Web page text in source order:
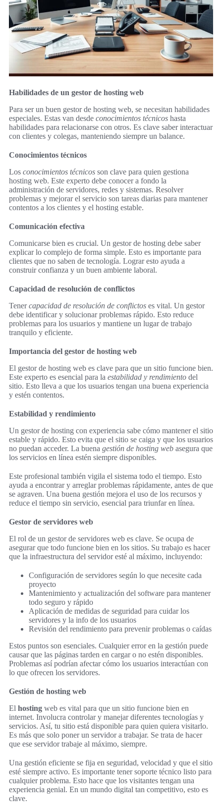
Habilidades de un gestor de hosting web
Para ser un buen gestor de hosting web, se necesitan habilidades
especiales. Estas van desde conocimientos técnicos hasta
habilidades para relacionarse con otros. Es clave saber interactuar
con clientes y colegas, manteniendo siempre un balance.
Conocimientos técnicos
Los conocimientos técnicos son clave para quien gestiona
hosting web. Este experto debe conocer a fondo la
administración de servidores, redes y sistemas. Resolver
problemas y mejorar el servicio son tareas diarias para mantener
contentos a los clientes y el hosting estable.
Comunicación efectiva
Comunicarse bien es crucial. Un gestor de hosting debe saber
explicar lo complejo de forma simple. Esto es importante para
clientes que no saben de tecnología. Lograr esto ayuda a
construir confianza y un buen ambiente laboral.
Capacidad de resolución de conflictos
Tenercapacidad de resolución de conflictos es vital. Un gestor
debe identificar y solucionar problemas rápido. Esto reduce
problemas para los usuarios y mantiene un lugar de trabajo
tranquilo y eficiente.
Importancia del gestor de hosting web
El gestor de hosting web es clave para que un sitio funcione bien.
Este experto es esencial para la estabilidad y rendimiento del
sitio. Esto lleva a que los usuarios tengan una buena experiencia
y estén contentos.
Estabilidad y rendimiento
Un gestor de hosting con experiencia sabe cómo mantener el sitio
estable y rápido. Esto evita que el sitio se caiga y que los usuarios
no puedan acceder. La buena gestión de hosting web asegura que
los servicios en línea estén siempre disponibles.
Este profesional también vigila el sistema todo el tiempo. Esto
ayuda a encontrar y arreglar problemas rápidamente, antes de que
se agraven. Una buena gestión mejora el uso de los recursos y
reduce el tiempo sin servicio, esencial para triunfar en línea.
Gestor de servidores web
El rol de un gestor de servidores web es clave. Se ocupa de
asegurar que todo funcione bien en los sitios. Su trabajo es hacer
que la infraestructura del servidor esté al máximo, incluyendo:
Configuración de servidores según lo que necesite cada
proyecto
Mantenimiento y actualización del software para mantener
todo seguro y rápido
Aplicación de medidas de seguridad para cuidar los
servidores y la info de los usuarios
Revisión del rendimiento para prevenir problemas o caídas
Estos puntos son esenciales. Cualquier error en la gestión puede
causar que las páginas tarden en cargar o no estén disponibles.
Problemas así podrían afectar cómo los usuarios interactúan con
lo que ofrecen los servidores.
Gestión de hosting web
El hosting web es vital para que un sitio funcione bien en
internet. Involucra controlar y manejar diferentes tecnologías y
servicios. Así, tu sitio está disponible para quien quiera visitarlo.
Es más que solo poner un servidor a trabajar. Se trata de hacer
que ese servidor trabaje al máximo, siempre.
Una gestión eficiente se fija en seguridad, velocidad y que el sitio
esté siempre activo. Es importante tener soporte técnico listo para
cualquier problema. Esto hace que los visitantes tengan una
experiencia genial. En un mundo digital tan competitivo, esto es
clave.